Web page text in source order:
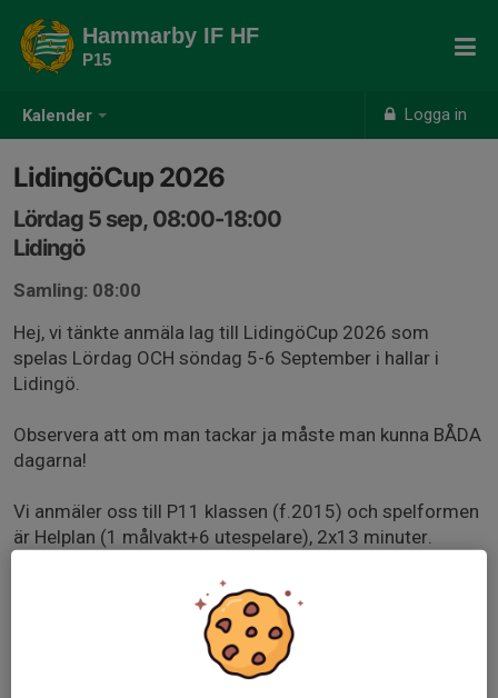
Kalender Logga in
Hammarby IF HF
P15
LidingöCup 2026
Lördag 5 sep, 08:00-18:00
Lidingö
Samling: 08:00
Hej, vi tänkte anmäla lag till LidingöCup 2026 som
spelas Lördag OCH söndag 5-6 September i hallar i
Lidingö.
Observera att om man tackar ja måste man kunna BÅDA
dagarna!
Vi anmäler oss till P11 klassen (f.2015) och spelformen
är Helplan (1 målvakt+6 utespelare), 2x13 minuter.
Vi anmäler antal lag efter hur många pojkar som är
intresserade så observera att svara innan sista